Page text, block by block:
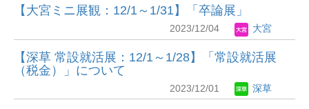
【大宮ミニ展観：12/1～1/31】「卒論展」
2023/12/04 大宮
【深草 常設就活展：12/1～1/28】「常設就活展
（税金）」について
2023/12/01 深草